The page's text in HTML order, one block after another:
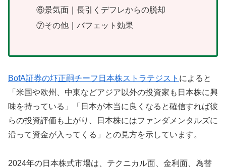
⑥景気面｜長引くデフレからの脱却
⑦その他｜バフェット効果
BofA証券の圷正嗣チーフ日本株ストラテジスト によると
「米国や欧州、中東などアジア以外の投資家も日本株に興
味を持っている」「日本が本当に良くなると確信すれば彼
らの投資評価も上がり、日本株にはファンダメンタルズに
沿って資金が入ってくる」との見方を示しています。
2024年の日本株式市場は、テクニカル面、金利面、為替